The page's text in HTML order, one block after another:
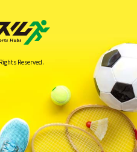
Reserved.